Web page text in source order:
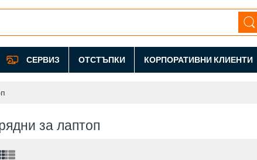
СЕРВИЗ ОТСТЪПКИ КОРПОРАТИВНИ КЛИЕНТИ
за лаптоп